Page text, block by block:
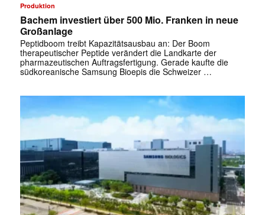
Produktion
Bachem investiert über 500 Mio. Franken in neue
Großanlage
Peptidboom treibt Kapazitätsausbau an: Der Boom
therapeutischer Peptide verändert die Landkarte der
pharmazeutischen Auftragsfertigung. Gerade kaufte die
südkoreanische Samsung Bioepis die Schweizer …